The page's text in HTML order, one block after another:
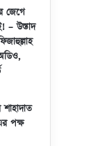
জেগে
– উস্তাদ
পক্ষ